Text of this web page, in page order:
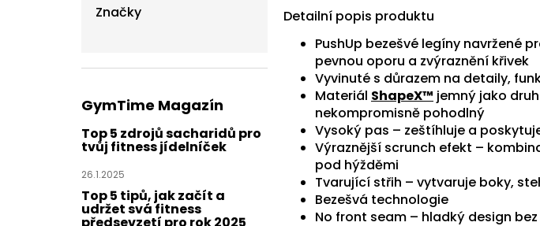
Značky
GymTime Magazín
Top 5 zdrojů sacharidů pro
tvůj fitness jídelníček
26.1.2025
Top 5 tipů, jak začít a
udržet svá fitness
Detailní popis produktu
PushUp bezešvé legíny navržené
pevnou oporu a zvýraznění křivek
Vyvinuté s důrazem na detaily,
Materiál ShapeX™ jemný jako
nekompromisně pohodlný
Vysoký pas – zeštíhluje a
Výraznější scrunch efekt –
pod hýžděmi
Tvarující střih – vytvaruje boky,
Bezešvá technologie
No front seam – hladký design